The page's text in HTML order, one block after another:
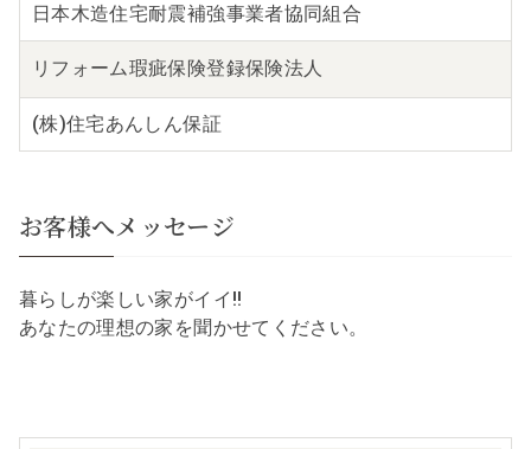
日本木造住宅耐震補強事業者協同組合
リフォーム瑕疵保険登録保険法人
(株)住宅あんしん保証
お客様へメッセージ
暮らしが楽しい家がイイ!!
あなたの理想の家を聞かせてください。